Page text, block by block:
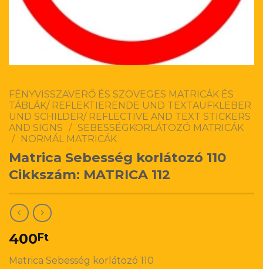
FÉNYVISSZAVERŐ ÉS SZÖVEGES MATRICÁK ÉS
TÁBLÁK/ REFLEKTIERENDE UND TEXTAUFKLEBER
UND SCHILDER/ REFLECTIVE AND TEXT STICKERS
AND SIGNS / SEBESSÉGKORLÁTOZÓ MATRICÁK
/
NORMÁL MATRICÁK
Matrica Sebesség korlátozó 110
Cikkszám: MATRICA 112
400Ft
Matrica Sebesség korlátozó 110